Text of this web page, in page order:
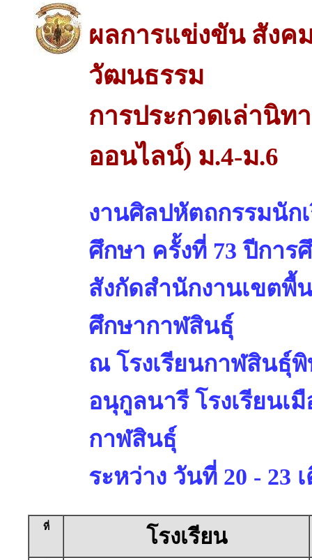
ผลการแข่งขัน สังค
วัฒนธรรม
การประกวดเล่านิ
ออนไลน์) ม.4-ม.6
งานศิลปหัตถกรรมนัก
ศึกษา ครั้งที่ 73 ปีการ
สังกัดสำนักงานเขตพื้
ศึกษากาฬสินธุ์
ณ โรงเรียนกาฬสินธุ์พิ
อนุกูลนารี โรงเรียนเ
กาฬสินธุ์
ระหว่าง วันที่ 20 - 23
ที่ โรงเรียน